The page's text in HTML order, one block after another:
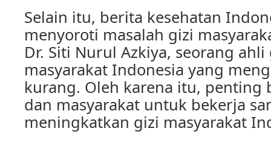
Selain itu, berita kesehatan
menyoroti masalah gizi
Dr. Siti Nurul Azkiya, seorang
masyarakat Indonesia yang
kurang. Oleh karena itu, penting
dan masyarakat untuk bekerja
meningkatkan gizi masyarakat